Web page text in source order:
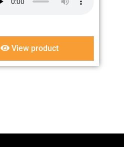
View product